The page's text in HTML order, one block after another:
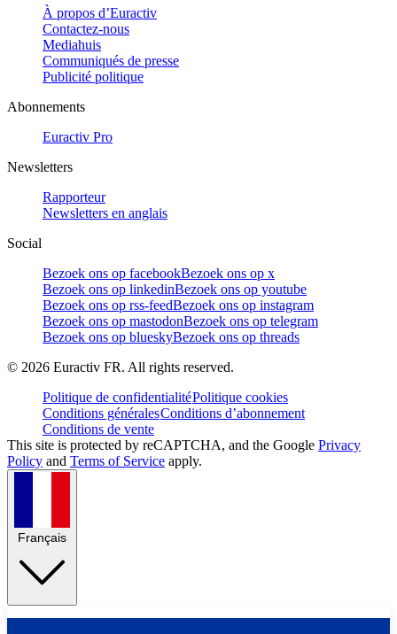
À propos d’Euractiv
Contactez-nous
Mediahuis
Communiqués de presse
Publicité politique
Abonnements
Euractiv Pro
Newsletters
Rapporteur
Newsletters en anglais
Social
Bezoek ons op facebookBezoek ons op x
Bezoek ons op linkedinBezoek ons op youtube
Bezoek ons op rss-feedBezoek ons op instagram
Bezoek ons op mastodonBezoek ons op telegram
Bezoek ons op blueskyBezoek ons op threads
© 2026 Euractiv FR. All rights reserved.
Politique de confidentialitéPolitique cookies
Conditions généralesConditions d’abonnement
Conditions de vente
This site is protected by reCAPTCHA, and the Google Privacy
Policy and Terms of Service apply.
Français